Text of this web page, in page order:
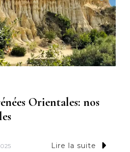
Orientales: nos
Lire la suite